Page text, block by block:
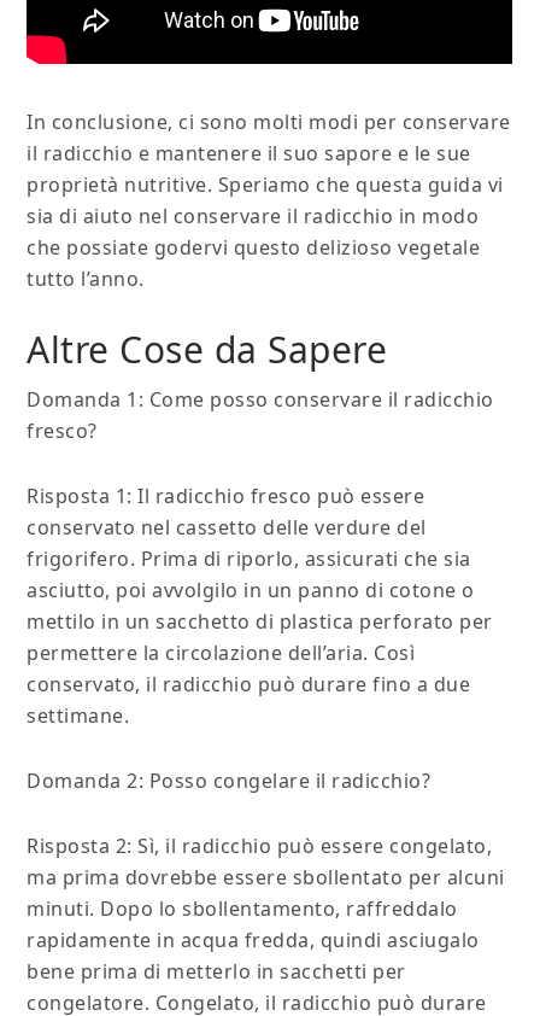
In conclusione, ci sono molti modi per conservare
il radicchio e mantenere il suo sapore e le sue
proprietà nutritive. Speriamo che questa guida vi
sia di aiuto nel conservare il radicchio in modo
che possiate godervi questo delizioso vegetale
tutto l’anno.
Altre Cose da Sapere
Domanda 1: Come posso conservare il radicchio
fresco?
Risposta 1: Il radicchio fresco può essere
conservato nel cassetto delle verdure del
frigorifero. Prima di riporlo, assicurati che sia
asciutto, poi avvolgilo in un panno di cotone o
mettilo in un sacchetto di plastica perforato per
permettere la circolazione dell’aria. Così
conservato, il radicchio può durare fino a due
settimane.
Domanda 2: Posso congelare il radicchio?
Risposta 2: Sì, il radicchio può essere congelato,
ma prima dovrebbe essere sbollentato per alcuni
minuti. Dopo lo sbollentamento, raffreddalo
rapidamente in acqua fredda, quindi asciugalo
bene prima di metterlo in sacchetti per
congelatore. Congelato, il radicchio può durare